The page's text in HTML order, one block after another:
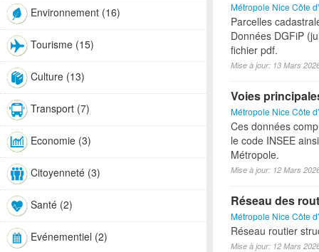
Métropole Nice Côte
Parcelles
Données DGFiP
fichier pdf.
Mise à jour: 13 Mars
Voies
Métropole Nice Côte
Ces données
le code INSEE
Métropole.
Mise à jour: 12 Mars
Réseau des
Métropole Nice Côte
Réseau routier
Mise à jour: 12 Mars
Environnement (16)
Tourisme (15)
Culture (13)
Transport (7)
Economie (3)
Citoyenneté (3)
Santé (2)
Evénementiel (2)